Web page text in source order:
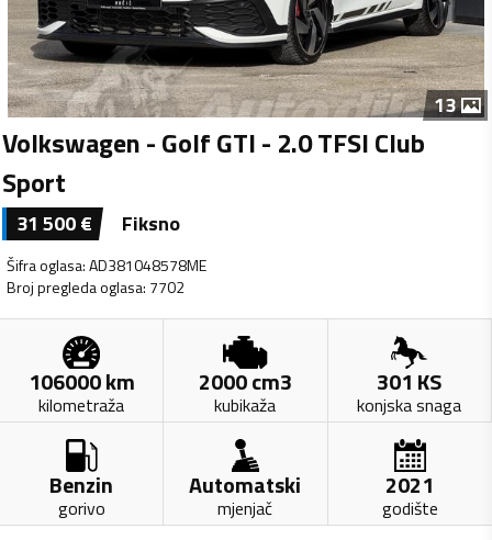
13
Volkswagen - Golf GTI - 2.0 TFSI Club
Sport
31 500€ Fiksno
Šifra oglasa:AD381048578ME
Broj pregleda oglasa: 7702
106000km
kilometraža
2000cm3
kubikaža
301 KS
konjska snaga
Benzin
gorivo
Automatski
mjenjač
2021
godište